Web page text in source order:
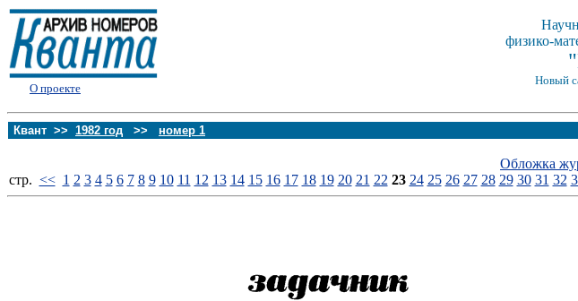
О проекте
физико-
Новый
Квант >> 1982 год >> номер 1
Обложка
стp. << 1 2 3 4 5 6 7 8 9 10 11 12 13 14 15 16 17 18 19 20 21 22 23 24 25 26 27 28 29 30 31 32